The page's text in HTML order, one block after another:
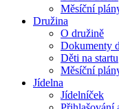
Měsíční
Družina
O družině
Dokumenty
Děti na startu
Měsíční
Jídelna
Jídelníček